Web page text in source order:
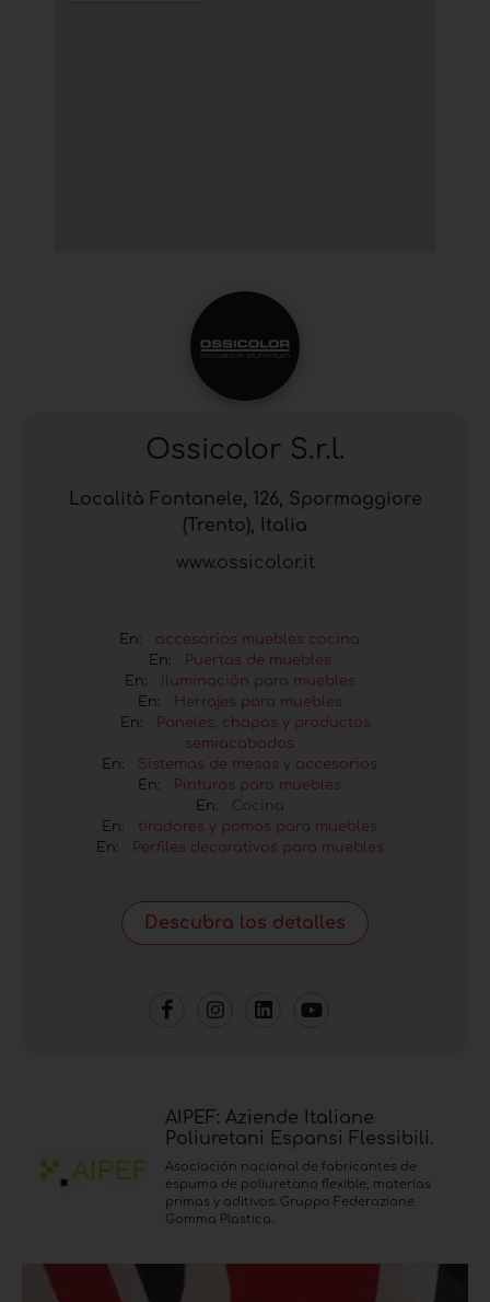
Ossicolor S.r.l.
Località Fontanele, 126, Spormaggiore
(Trento), Italia
www.ossicolor.it
En: accesorios muebles cocina
En:
Puertas de muebles
En:
Iluminación para muebles
En:
Herrajes para muebles
En:
Paneles, chapas y productos
semiacabados
En: Sistemas de mesas y accesorios
En:
Pinturas para muebles
En:
Cocina
En: tiradores y pomos para muebles
En:
Perfiles decorativos para muebles
Descubra los detalles
AIPEF: Aziende Italiane
Poliuretani Espansi Flessibili.
Asociación nacional de fabricantes de
espuma de poliuretano flexible, materias
primas y aditivos. Gruppo Federazione
Gomma Plastica.